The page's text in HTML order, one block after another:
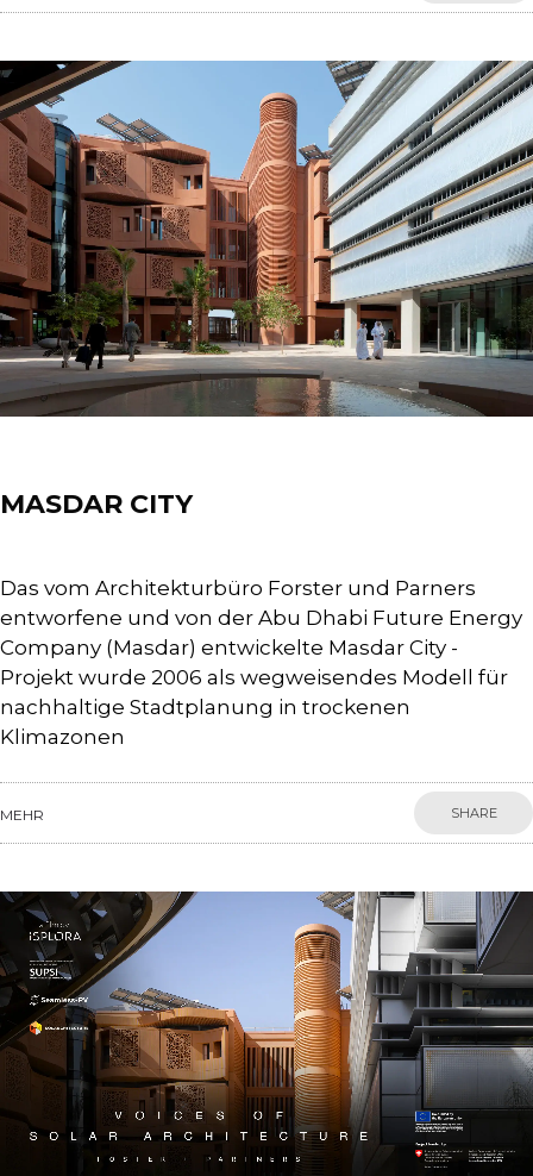
MASDAR CITY
Das vom Architekturbüro Forster und Parners
entworfene und von der Abu Dhabi Future Energy
Company (Masdar) entwickelte Masdar City -
Projekt wurde 2006 als wegweisendes Modell für
nachhaltige Stadtplanung in trockenen
Klimazonen
MEHR SHARE